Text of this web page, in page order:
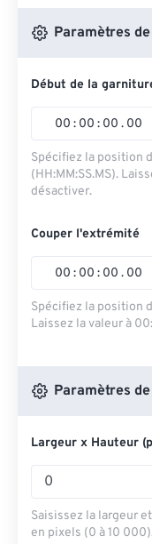
Paramètres
Début de la
00 : 00 : 00 . 00
Spécifiez la position
(HH:MM:SS.MS).
désactiver.
Couper l'extrémité
00 : 00 : 00 . 00
Spécifiez la position
Laissez la valeur à
Paramètres
Largeur x Hauteur
Saisissez la largeur
en pixels (0 à 10